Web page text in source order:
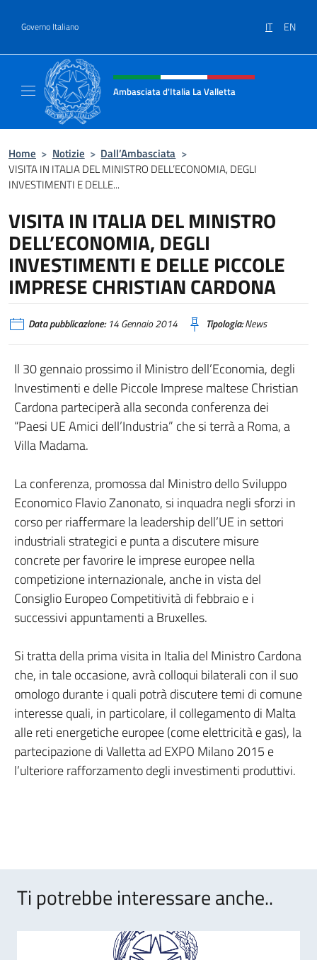
Governo Italiano IT EN
Intestazione sito, social e menù
Ambasciata d'Italia La Valletta
Home > Notizie > Dall’Ambasciata >
VISITA IN ITALIA DEL MINISTRO DELL’ECONOMIA, DEGLI
INVESTIMENTI E DELLE...
VISITA IN ITALIA DEL MINISTRO
DELL’ECONOMIA, DEGLI
INVESTIMENTI E DELLE PICCOLE
IMPRESE CHRISTIAN CARDONA
Data pubblicazione:14 Gennaio 2014 Tipologia:News
Il 30 gennaio prossimo il Ministro dell’Economia, degli
Investimenti e delle Piccole Imprese maltese Christian
Cardona parteciperà alla seconda conferenza dei
“Paesi UE Amici dell’Industria” che si terrà a Roma, a
Villa Madama.
La conferenza, promossa dal Ministro dello Sviluppo
Economico Flavio Zanonato, si inquadra negli sforzi in
corso per riaffermare la leadership dell’UE in settori
industriali strategici e punta a discutere misure
concrete per favorire le imprese europee nella
competizione internazionale, anche in vista del
Consiglio Europeo Competitività di febbraio e i
successivi appuntamenti a Bruxelles.
Si tratta della prima visita in Italia del Ministro Cardona
che, in tale occasione, avrà colloqui bilaterali con il suo
omologo durante i quali potrà discutere temi di comune
interesse quali, in particolare, il collegamento di Malta
alle reti energetiche europee (come elettricità e gas), la
partecipazione di Valletta ad EXPO Milano 2015 e
l’ulteriore rafforzamento degli investimenti produttivi.
Ti potrebbe interessare anche..